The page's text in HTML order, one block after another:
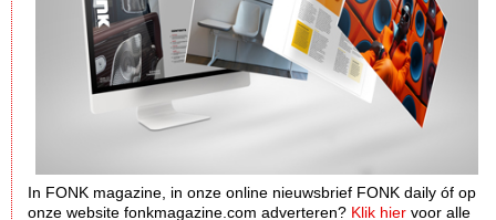
In FONK magazine, in onze online nieuwsbrief FONK daily óf op
onze website fonkmagazine.com adverteren? Klik hier voor alle